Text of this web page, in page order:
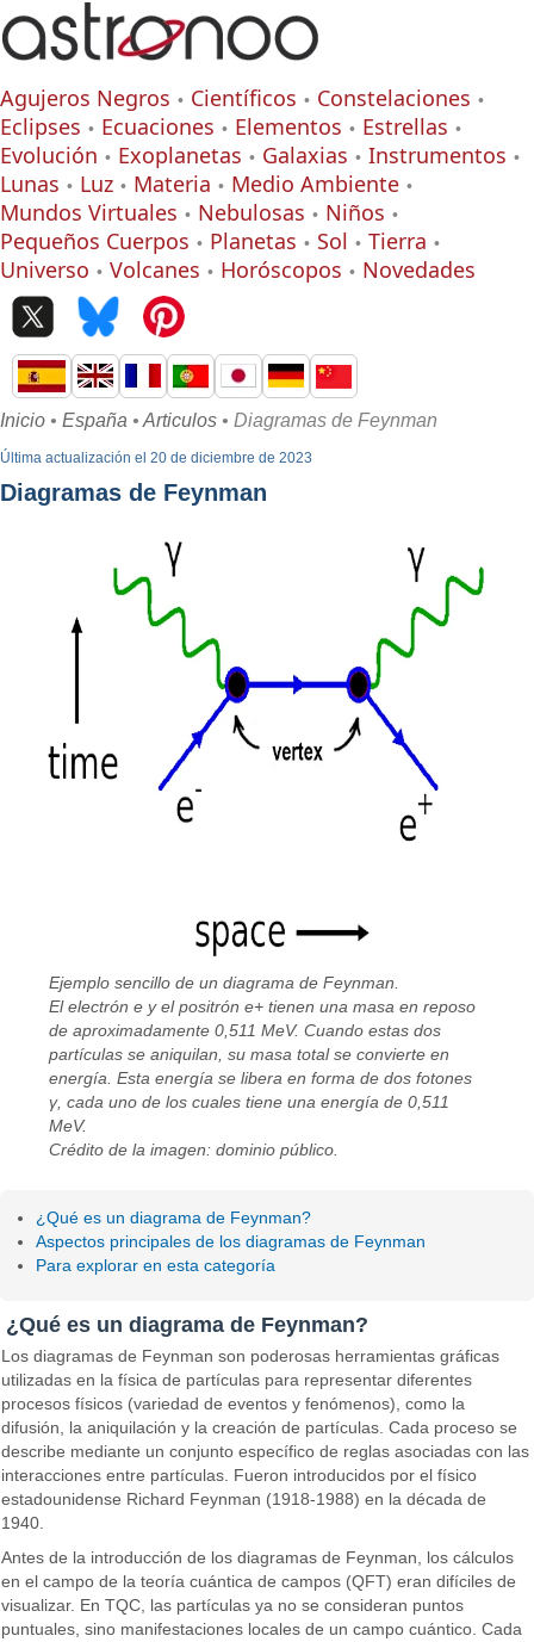
Agujeros Negros Científicos
Constelaciones
Eclipses
Ecuaciones Elementos
Estrellas
Evolución
Exoplanetas Galaxias
Instrumentos
Lunas
Luz Materia
Medio Ambiente
Mundos Virtuales
Nebulosas
Niños
Pequeños Cuerpos
Planetas Sol
Tierra
Universo
Volcanes Horóscopos Novedades
Inicio • España • Articulos • Diagramas de Feynman
Última actualización el 20 de diciembre de 2023
Diagramas de Feynman
Ejemplo sencillo de un diagrama de Feynman.
El electrón e y el positrón e+ tienen una masa en reposo
de aproximadamente 0,511 MeV. Cuando estas dos
partículas se aniquilan, su masa total se convierte en
energía. Esta energía se libera en forma de dos fotones
γ, cada uno de los cuales tiene una energía de 0,511
MeV.
Crédito de la imagen: dominio público.
¿Qué es un diagrama de Feynman?
Aspectos principales de los diagramas de Feynman
Para explorar en esta categoría
¿Qué es un diagrama de Feynman?
Los diagramas de Feynman son poderosas herramientas gráficas
utilizadas en la física de partículas para representar diferentes
procesos físicos (variedad de eventos y fenómenos), como la
difusión, la aniquilación y la creación de partículas. Cada proceso se
describe mediante un conjunto específico de reglas asociadas con las
interacciones entre partículas. Fueron introducidos por el físico
estadounidense Richard Feynman (1918-1988) en la década de
1940.
Antes de la introducción de los diagramas de Feynman, los cálculos
en el campo de la teoría cuántica de campos (QFT) eran difíciles de
visualizar. En TQC, las partículas ya no se consideran puntos
puntuales, sino manifestaciones locales de un campo cuántico. Cada